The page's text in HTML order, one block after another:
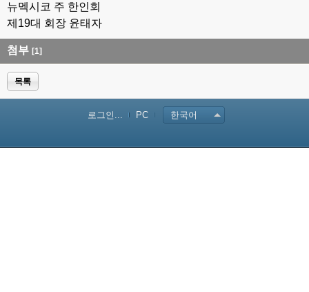
뉴멕시코 주 한인회
제19대 회장 윤태자
첨부 [1]
목록
로그인... PC 한국어